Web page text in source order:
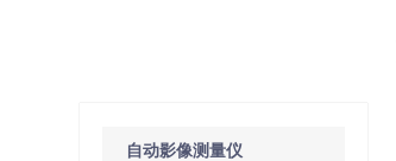
自动影像测量仪